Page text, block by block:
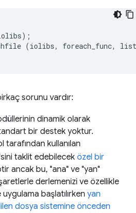
);
(iolibs, foreach_func,
list
sorunu vardır:
dinamik olarak
bir destek yoktur.
kullanılan
taklit edebileceközel bir
ancak bu, "ana" ve "yan"
derlemenizi ve özellikle
başlatılırken yan
dosya sistemine önceden